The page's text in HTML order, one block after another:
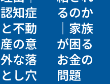
認知症
と不動
産の意
外な落
とし穴
るのか
｜家族
が困る
お金の
問題